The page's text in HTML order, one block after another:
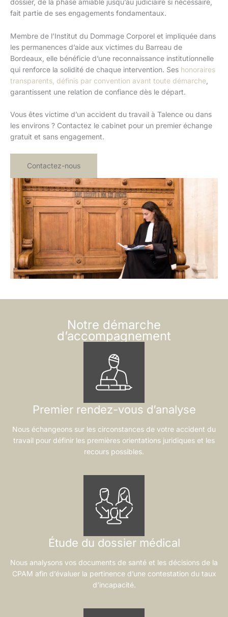
dossier, de la phase amiable jusqu’au judiciaire si nécessaire,
fait partie de ses engagements fondamentaux.
Membre de l’Institut du Dommage Corporel et impliquée dans
les permanences d’aide aux victimes du Barreau de
Bordeaux, elle bénéficie d’une reconnaissance institutionnelle
qui renforce la solidité de chaque intervention. Ses honoraires
transparents, définis par convention avant toute démarche
garantissent une relation de confiance dès le départ.
Vous êtes victime d’un accident du travail à Talence ou dans
les environs ? Contactez le cabinet pour un premier échange
gratuit et sans engagement.
Contactez-nous
Notre démarche
d’accompagnement
Premier rendez-vous d’analyse
Nous échangeons sur les circonstances de votre accident du
travail pour définir les premières orientations juridiques et les
recours possibles.
Étude du dossier médical
Nous analysons vos documents de santé et les décisions de la
CPAM afin d’évaluer la pertinence d’une contestation du taux
d’incapacité.